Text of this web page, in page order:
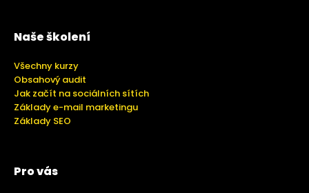
Naše školení
Všechny kurzy
Obsahový audit
Jak začít na sociálních sítích
Základy e-mail marketingu
Základy SEO
Pro vás